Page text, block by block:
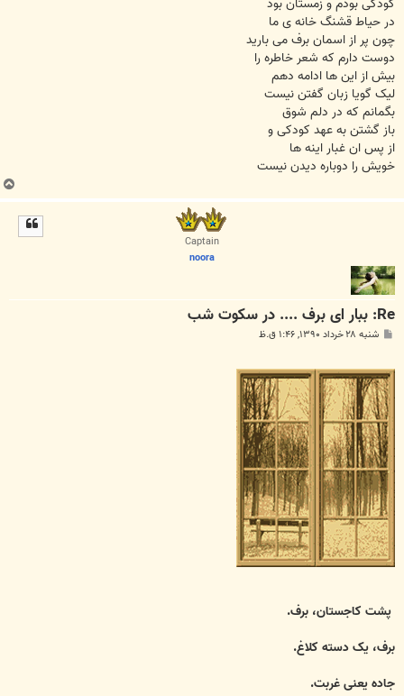
در حیاط قشنگ خانه ی ما
چون پر از اسمان برف می بارید
دوست دارم که شعر خاطره را
بیش از این ها ادامه دهم
لیک گویا زبان گفتن نیست
بگمانم که در دلم شوق
باز گشتن به عهد کودکی و
از پس ان غبار اینه ها
خویش را دوباره دیدن نیست
Captain
noora
Re: ببار ای برف .... در سکوت شب
شنبه ۲۸ خرداد ۱۳۹۰, ۱:۴۶ ق.ظ
پشت کاجستان، برف.
برف، یک دسته کلاغ.
جاده یعنی غربت.